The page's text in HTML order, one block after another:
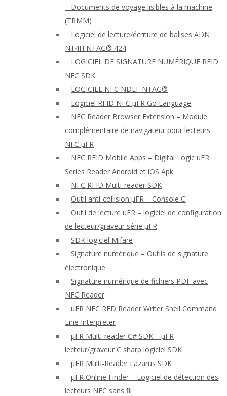
– Documents de voyage lisibles à la machine
(TRMM)
Logiciel de lecture/écriture de balises ADN
NT4H NTAG® 424
LOGICIEL DE SIGNATURE NUMÉRIQUE RFID
NFC SDK
LOGICIEL NFC NDEF NTAG®
Logiciel RFID NFC μFR Go Language
NFC Reader Browser Extension – Module
complémentaire de navigateur pour lecteurs
NFC μFR
NFC RFID Mobile Apps – Digital Logic uFR
Series Reader Android et iOS Apk
NFC RFID Multi-reader SDK
Outil anti-collision μFR – Console C
Outil de lecture uFR – logiciel de configuration
de lecteur/graveur série μFR
SDK logiciel Mifare
Signature numérique – Outils de signature
électronique
Signature numérique de fichiers PDF avec
NFC Reader
uFR NFC RFD Reader Writer Shell Command
Line Interpreter
μFR Multi-reader C# SDK – μFR
lecteur/graveur C sharp logiciel SDK
μFR Multi-Reader Lazarus SDK
μFR Online Finder – Logiciel de détection des
lecteurs NFC sans fil